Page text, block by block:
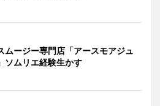
ムージー専門店「アースモアジュ
ソムリエ経験生かす